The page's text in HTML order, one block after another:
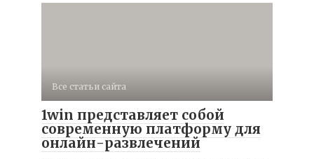
Все статьи сайта
1win представляет собой
современную платформу для
онлайн-развлечений